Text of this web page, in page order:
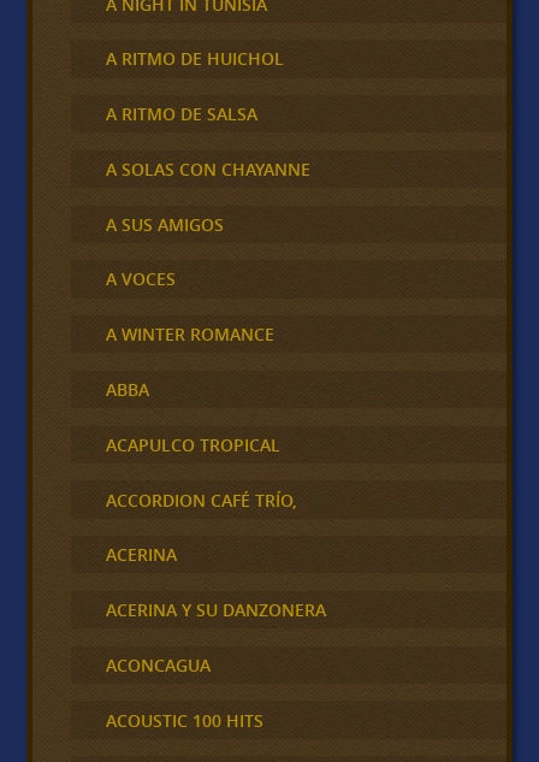
A RITMO DE HUICHOL
A RITMO DE SALSA
A SOLAS CON CHAYANNE
A SUS AMIGOS
A VOCES
A WINTER ROMANCE
ABBA
ACAPULCO TROPICAL
ACCORDION CAFÉ TRÍO,
ACERINA
ACERINA Y SU DANZONERA
ACONCAGUA
ACOUSTIC 100 HITS